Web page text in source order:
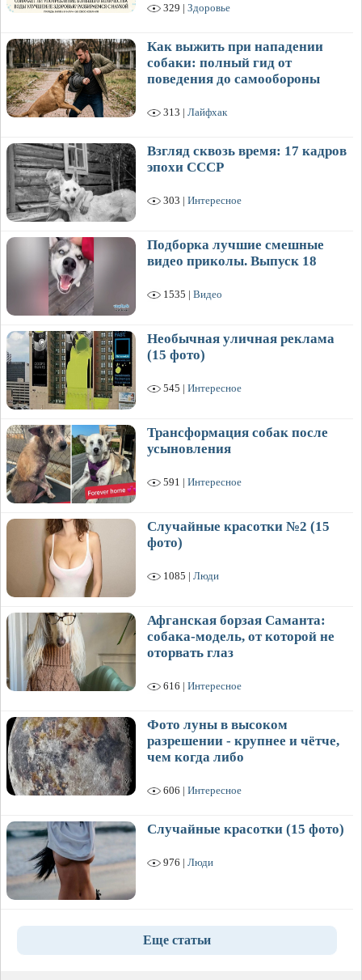
329 | Здоровье
Как выжить при нападении
собаки: полный гид от
поведения до самообороны
313 | Лайфхак
Взгляд сквозь время: 17 кадров
эпохи СССР
303 | Интересное
Подборка лучшие смешные
видео приколы. Выпуск 18
1535 | Видео
Необычная уличная реклама
(15 фото)
545 | Интересное
Трансформация собак после
усыновления
591 | Интересное
Случайные красотки №2 (15
фото)
1085 | Люди
Афганская борзая Саманта:
собака-модель, от которой не
оторвать глаз
616 | Интересное
Фото луны в высоком
разрешении - крупнее и чётче,
чем когда либо
606 | Интересное
Случайные красотки (15 фото)
976 | Люди
Еще статьи